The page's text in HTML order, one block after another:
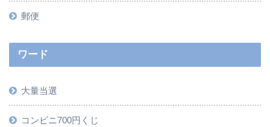
郵便
ワード
大量当選
コンビニ700円くじ